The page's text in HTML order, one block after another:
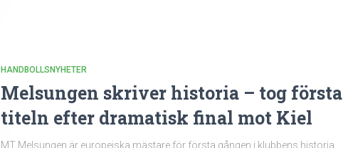
HANDBOLLSNYHETER
Melsungen skriver historia – tog första
titeln efter dramatisk final mot Kiel
MT Melsungen är europeiska mästare för första gången i klubbens historia.